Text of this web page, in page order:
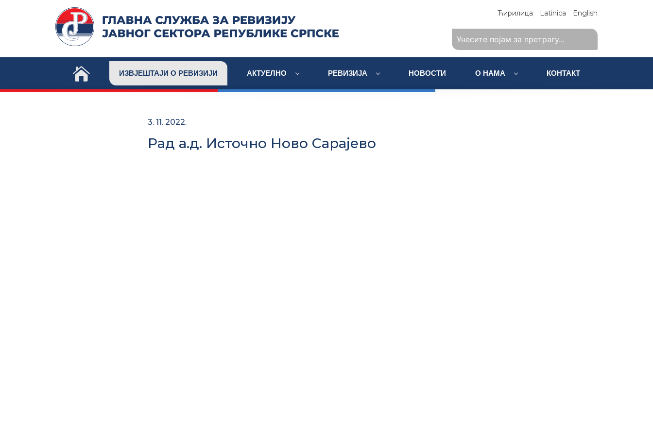
Ћирилица Latinica English
ИЗВЈЕШТАЈИ О РЕВИЗИЈИ АКТУЕЛНО РЕВИЗИЈА НОВОСТИ О НАМА КОНТАКТ
3. 11. 2022.
Рад а.д. Источно Ново Сарајево